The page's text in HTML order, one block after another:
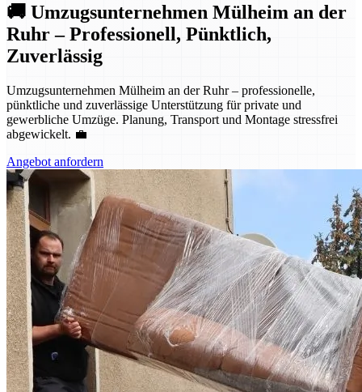
🚚 Umzugsunternehmen Mülheim an der
Ruhr – Professionell, Pünktlich,
Zuverlässig
Umzugsunternehmen Mülheim an der Ruhr – professionelle,
pünktliche und zuverlässige Unterstützung für private und
gewerbliche Umzüge. Planung, Transport und Montage stressfrei
abgewickelt. 💼
Angebot anfordern